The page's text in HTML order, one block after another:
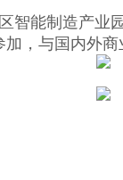
智能制造产业
，与国内外商